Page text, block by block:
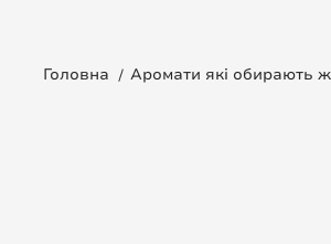
Головна Аромати які обирають